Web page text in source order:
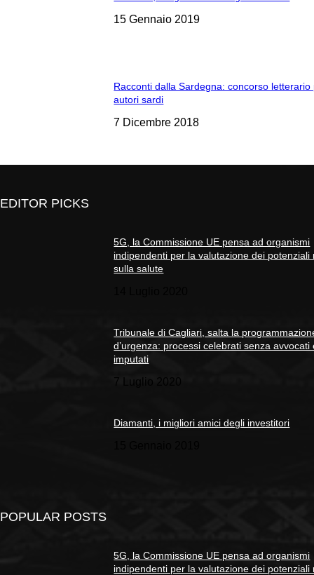
15 Gennaio 2019
Racconti dalla Sardegna: concorso letterario
autori sardi
7 Dicembre 2018
EDITOR PICKS
5G, la Commissione UE pensa ad organismi
indipendenti per la valutazione dei potenziali
sulla salute
Tribunale di Cagliari, salta la
d’urgenza: processi celebrati senza avvocati
imputati
7 Luglio 2020
Diamanti, i migliori amici degli investitori
POPULAR POSTS
5G, la Commissione UE pensa ad organismi
indipendenti per la valutazione dei potenziali